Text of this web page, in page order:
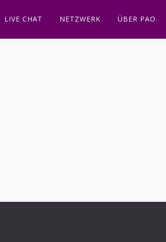
LIVE CHAT NETZWERK ÜBER PAO